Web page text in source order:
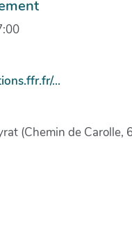
...
(Chemin de Carolle,